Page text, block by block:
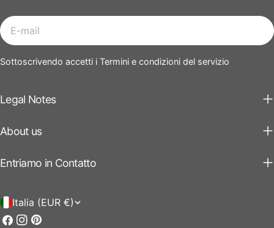
Legal Notes
About us
Entriamo in Contatto
E-
mail
Sottoscrivendo accetti i Termini e condizioni del servizio
P
a
Italia (EUR €)
Facebook
Instagram
Pinterest